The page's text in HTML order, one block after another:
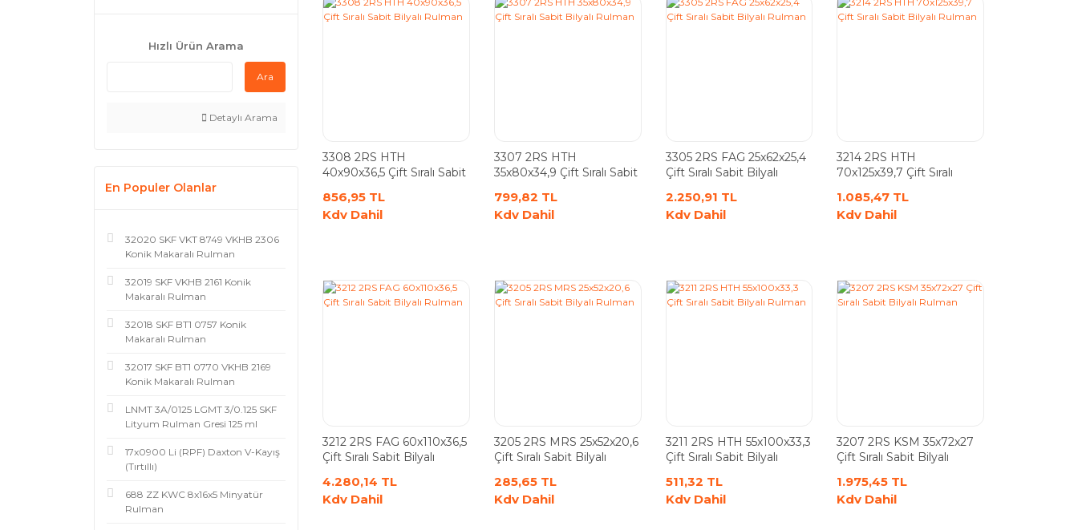
Hızlı Ürün Arama
Ara
Detaylı Arama
En Populer Olanlar
32020 SKF VKT 8749 VKHB 2306
Konik Makaralı Rulman
32019 SKF VKHB 2161 Konik
Makaralı Rulman
32018 SKF BT1 0757 Konik
Makaralı Rulman
32017 SKF BT1 0770 VKHB 2169
Konik Makaralı Rulman
LNMT 3A/0125 LGMT 3/0.125 SKF
Lityum Rulman Gresi 125 ml
17x0900 Li (RPF) Daxton V-Kayış
(Tırtıllı)
688 ZZ KWC 8x16x5 Minyatür
Rulman
3308 2RS HTH
40x90x36,5 Çift Sıralı Sabit
856,95 TL
Kdv Dahil
3307 2RS HTH
35x80x34,9 Çift Sıralı Sabit
799,82 TL
Kdv Dahil
3305 2RS FAG 25x62x25,4
Çift Sıralı Sabit Bilyalı
2.250,91 TL
Kdv Dahil
3214 2RS HTH
70x125x39,7 Çift Sıralı
1.085,47 TL
Kdv Dahil
3212 2RS FAG 60x110x36,5
Çift Sıralı Sabit Bilyalı
4.280,14 TL
Kdv Dahil
3205 2RS MRS 25x52x20,6
Çift Sıralı Sabit Bilyalı
285,65 TL
Kdv Dahil
3211 2RS HTH 55x100x33,3
Çift Sıralı Sabit Bilyalı
511,32 TL
Kdv Dahil
3207 2RS KSM 35x72x27
Çift Sıralı Sabit Bilyalı
1.975,45 TL
Kdv Dahil